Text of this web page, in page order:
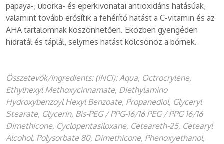
papaya-, uborka- és eperkivonatai antioxidáns hatásúak,
valamint tovább erősítik a fehérítő hatást a C-vitamin és az
AHA tartalomnak köszönhetően. Eközben gyengéden
hidratál és táplál, selymes hatást kölcsönöz a bőrnek.
Összetevők/Ingredients: (INCI): Aqua, Octrocrylene,
Ethylhexyl Methoxycinnamate, Diethylamino
Hydroxybenzoyl Hexyl Benzoate, Propanediol, Glyceryl
Stearate, Glycerin, Bis-PEG / PPG-16/16 PEG / PPG 16/16
Dimethicone, Cyclopentasiloxane, Ceteareth-25, Cetearyl
Alcohol, Polysorbate 80, Dimethicone, Phenoxyethanol,